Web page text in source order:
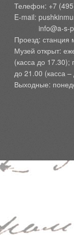
Телефон: +7
E-mail:
Проезд: станция
Музей открыт:
(касса до 17.30);
до 21.00 (касса
Выходные: